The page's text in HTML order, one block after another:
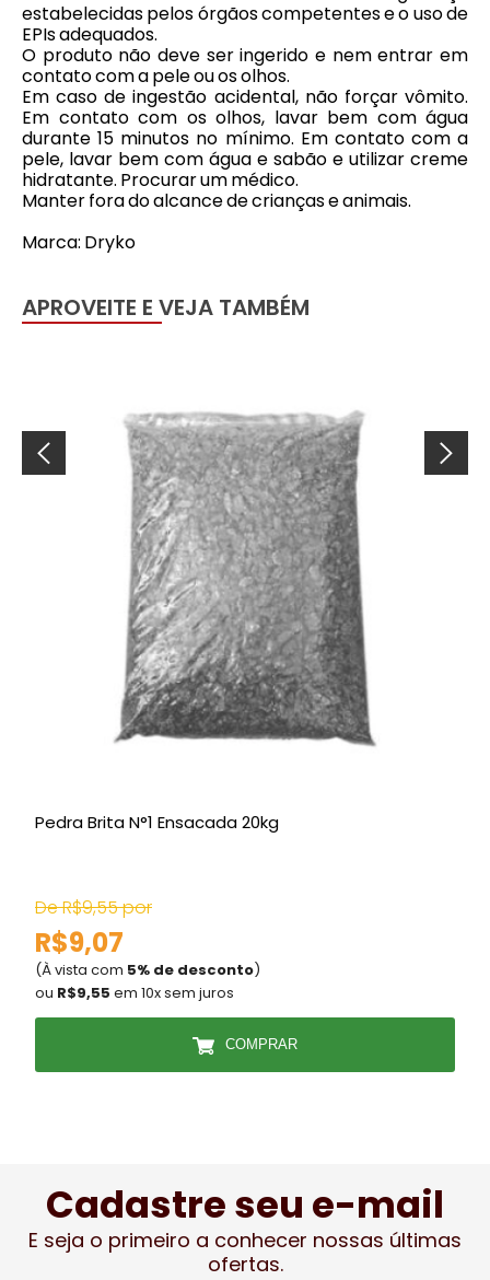
estabelecidas pelos órgãos competentes e o uso de
EPIs adequados.
O produto não deve ser ingerido e nem entrar em
contato com a pele ou os olhos.
Em caso de ingestão acidental, não forçar vômito.
Em contato com os olhos, lavar bem com água
durante 15 minutos no mínimo. Em contato com a
pele, lavar bem com água e sabão e utilizar creme
hidratante. Procurar um médico.
Manter fora do alcance de crianças e animais.
Marca: Dryko
APROVEITE E VEJA TAMBÉM
Pedra Brita N°1 Ensacada 20kg
De R$9,55 por
R$9,07
(À vista com 5% de desconto)
ou R$9,55 em 10x sem juros
COMPRAR
Cadastre seu e-mail
E seja o primeiro a conhecer nossas últimas
ofertas.